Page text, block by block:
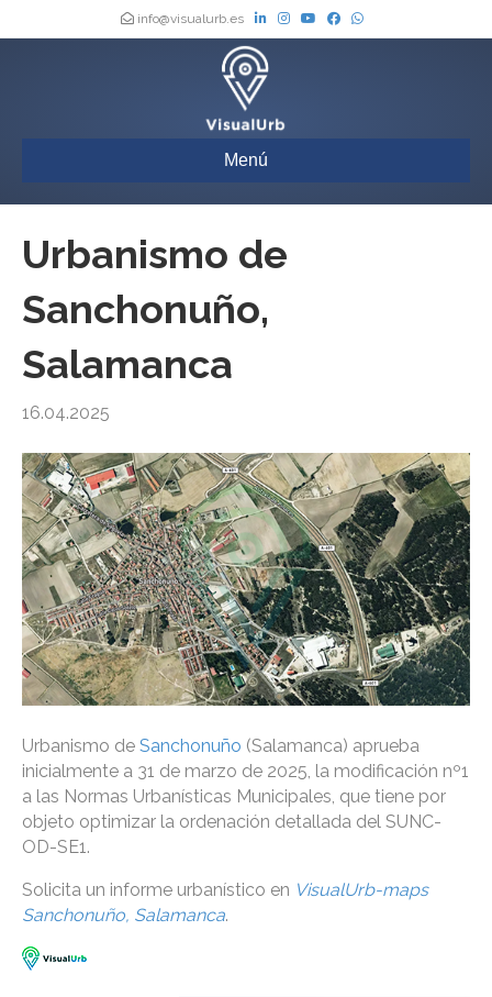
info@visualurb.es
Menú
Urbanismo de
Sanchonuño,
Salamanca
16.04.2025
Urbanismo de Sanchonuño (Salamanca) aprueba
inicialmente a 31 de marzo de 2025, la modificación nº1
a las Normas Urbanísticas Municipales, que tiene por
objeto optimizar la ordenación detallada del SUNC-
OD-SE1.
Solicita un informe urbanístico en VisualUrb-maps
Sanchonuño, Salamanca.